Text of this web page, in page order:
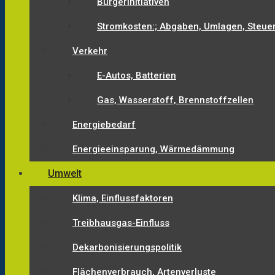
Stromkosten:; Abgaben, Umlagen,
Verkehr
E-Autos, Batterien
Gas, Wasserstoff, Brennstoffzellen
Energiebedarf
Energieeinsparung, Wärmedämmung
Umwelt
Klima, Einflussfaktoren
Treibhausgas-Einfluss
Dekarbonisierungspolitik
Flächenverbrauch, Artenverluste